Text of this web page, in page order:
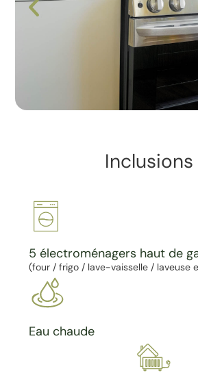
Inclusions
5 électroménagers haut de
(four / frigo / lave-vaisselle / laveuse
Eau chaude